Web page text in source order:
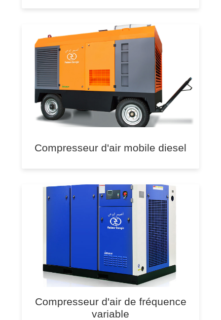
Compresseur d'air mobile diesel
Compresseur d'air de fréquence
variable